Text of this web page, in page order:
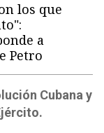
los que
a
Petro
Cubana y